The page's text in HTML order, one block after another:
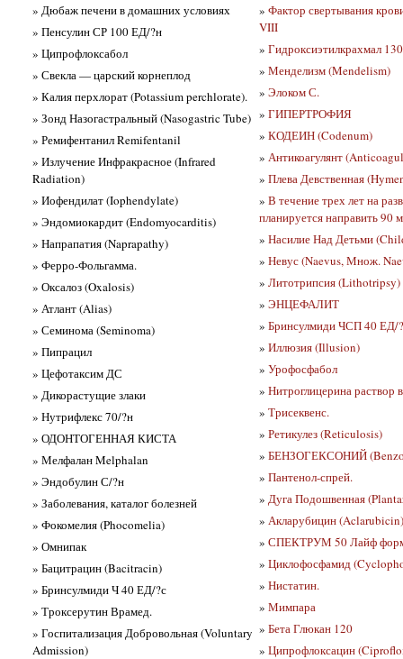
» Дюбаж печени в домашних условиях
» Пенсулин СР 100 ЕД/?н
» Ципрофлоксабол
» Свекла — царский корнеплод
» Калия перхлорат (Potassium perchlorate).
» Зонд Назогастральный (Nasogastric Tube)
» Ремифентанил Remifentanil
» Излучение Инфракрасное (Infrared
Radiation)
» Иофендилат (Iophendylate)
» Эндомиокардит (Endomyocarditis)
» Напрапатия (Naprapathy)
» Ферро-Фольгамма.
» Оксалоз (Oxalosis)
» Атлант (Alias)
» Семинома (Seminoma)
» Пипрацил
» Цефотаксим ДС
» Дикорастущие злаки
» Нутрифлекс 70/?н
» ОДОНТОГЕННАЯ КИСТА
» Мелфалан Melphalan
» Эндобулин С/?н
» Заболевания, каталог болезней
» Фокомелия (Phocomelia)
» Омнипак
» Бацитрацин (Bacitracin)
» Бринсулмиди Ч 40 ЕД/?с
» Троксерутин Врамед.
» Госпитализация Добровольная (Voluntary
Admission)
» Фактор свертывания
VIII
» Гидроксиэтилкрахмал
» Менделизм (Mendelism)
» Элоком С.
» ГИПЕРТРОФИЯ
» КОДЕИН (Codenum)
» Антикоагулянт
» Плева Девственная
» В течение трех лет на
планируется направить 90
» Насилие Над Детьми
» Невус (Naevus, Множ.
» Литотрипсия (Lithotripsy)
» ЭНЦЕФАЛИТ
» Бринсулмиди ЧСП 40 ЕД/
» Иллюзия (Illusion)
» Урофосфабол
» Нитроглицерина раствор
» Трисеквенс.
» Ретикулез (Reticulosis)
» БЕНЗОГЕКСОНИЙ
» Пантенол-спрей.
» Дуга Подошвенная
» Акларубицин (Aclarubicin)
» СПЕКТРУМ 50 Лайф
» Циклофосфамид
» Нистатин.
» Мимпара
» Бета Глюкан 120
» Ципрофлоксацин